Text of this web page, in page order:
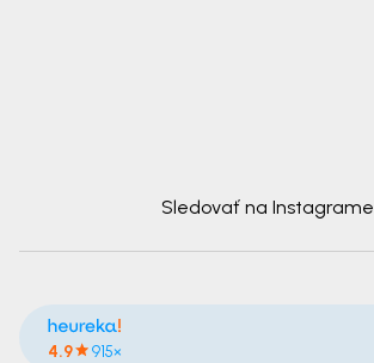
Sledovať na Instagrame
4.9 915×